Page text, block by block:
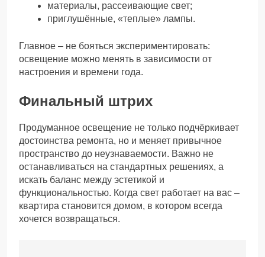
материалы, рассеивающие свет;
приглушённые, «теплые» лампы.
Главное – не бояться экспериментировать:
освещение можно менять в зависимости от
настроения и времени года.
Финальный штрих
Продуманное освещение не только подчёркивает
достоинства ремонта, но и меняет привычное
пространство до неузнаваемости. Важно не
останавливаться на стандартных решениях, а
искать баланс между эстетикой и
функциональностью. Когда свет работает на вас –
квартира становится домом, в котором всегда
хочется возвращаться.